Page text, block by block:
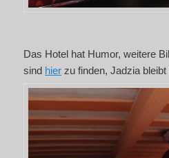
Das Hotel hat Humor, weitere
sind hier zu finden, Jadzia